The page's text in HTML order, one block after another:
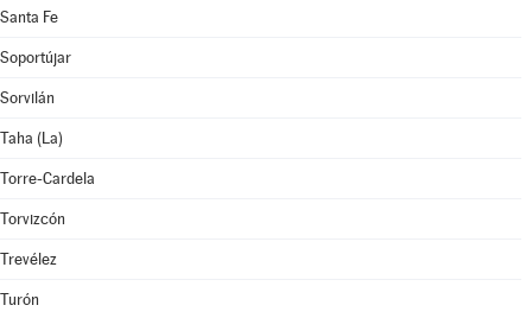
Santa Fe
Soportújar
Sorvilán
Taha (La)
Torre-Cardela
Torvizcón
Trevélez
Turón